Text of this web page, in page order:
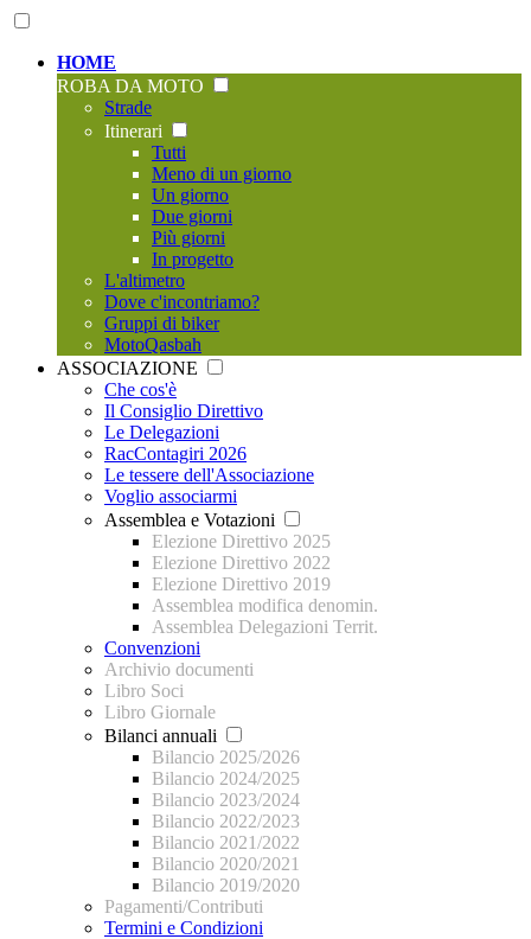
HOME
ROBA DA MOTO
Strade
Itinerari
Tutti
Meno di un giorno
Un giorno
Due giorni
Più giorni
In progetto
L'altimetro
Dove c'incontriamo?
Gruppi di biker
MotoQasbah
ASSOCIAZIONE
Che cos'è
Il Consiglio Direttivo
Le Delegazioni
RacContagiri 2026
Le tessere dell'Associazione
Voglio associarmi
Assemblea e Votazioni
Elezione Direttivo 2025
Elezione Direttivo 2022
Elezione Direttivo 2019
Assemblea modifica denomin.
Assemblea Delegazioni Territ.
Convenzioni
Archivio documenti
Libro Soci
Libro Giornale
Bilanci annuali
Bilancio 2025/2026
Bilancio 2024/2025
Bilancio 2023/2024
Bilancio 2022/2023
Bilancio 2021/2022
Bilancio 2020/2021
Bilancio 2019/2020
Pagamenti/Contributi
Termini e Condizioni